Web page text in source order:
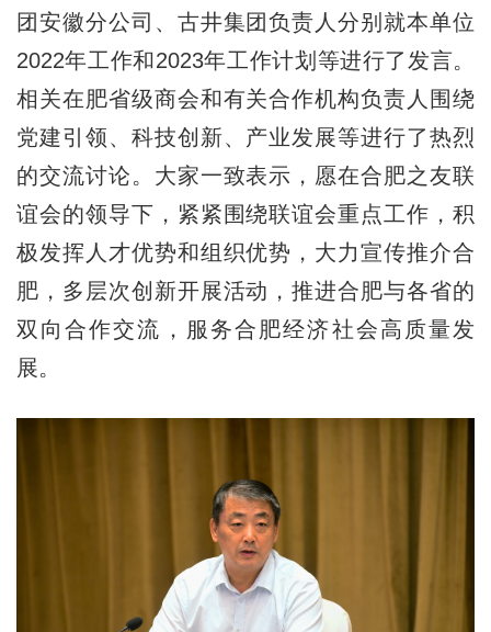
团安徽分公司、古井集团负责人分别就本单位
2022年工作和2023年工作计划等进行了发言。
相关在肥省级商会和有关合作机构负责人围绕
党建引领、科技创新、产业发展等进行了热烈
的交流讨论。大家一致表示，愿在合肥之友联
谊会的领导下，紧紧围绕联谊会重点工作，积
极发挥人才优势和组织优势，大力宣传推介合
肥，多层次创新开展活动，推进合肥与各省的
双向合作交流，服务合肥经济社会高质量发
展。